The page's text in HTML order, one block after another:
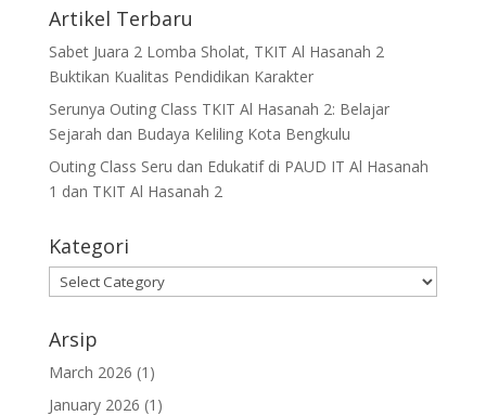
Artikel Terbaru
Sabet Juara 2 Lomba Sholat, TKIT Al Hasanah 2
Buktikan Kualitas Pendidikan Karakter
Serunya Outing Class TKIT Al Hasanah 2: Belajar
Sejarah dan Budaya Keliling Kota Bengkulu
Outing Class Seru dan Edukatif di PAUD IT Al Hasanah
1 dan TKIT Al Hasanah 2
Kategori
Arsip
March 2026 (1)
January 2026 (1)